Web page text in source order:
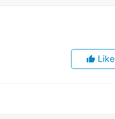
Like